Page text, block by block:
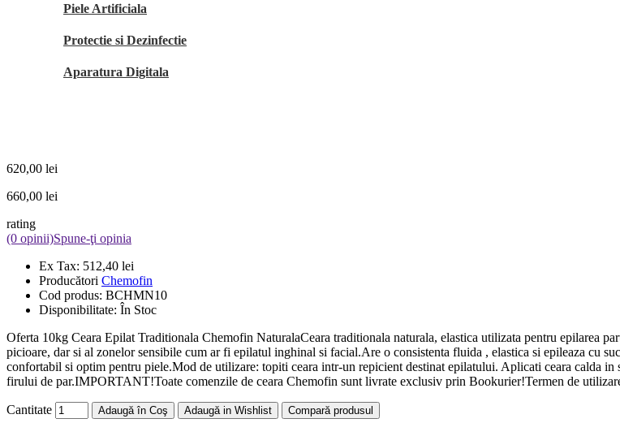
Piele Artificiala
Protectie si Dezinfectie
Aparatura Digitala
620,00 lei
660,00 lei
rating
(0 opinii)Spune-ţi opinia
Ex Tax: 512,40 lei
Producători Chemofin
Cod produs: BCHMN10
Disponibilitate: În Stoc
Oferta 10kg Ceara Epilat Traditionala Chemofin NaturalaCeara traditionala naturala, elastica utilizata pentru epilarea
picioare, dar si al zonelor sensibile cum ar fi epilatul inghinal si facial.Are o consistenta fluida , elastica si epileaza cu
confortabil si optim pentru piele.Mod de utilizare: topiti ceara intr-un repicient destinat epilatului. Aplicati ceara calda in
firului de par.IMPORTANT!Toate comenzile de ceara Chemofin sunt livrate exclusiv prin Bookurier!Termen de
Cantitate Adaugă în Coş Adaugă in Wishlist Compară produsul